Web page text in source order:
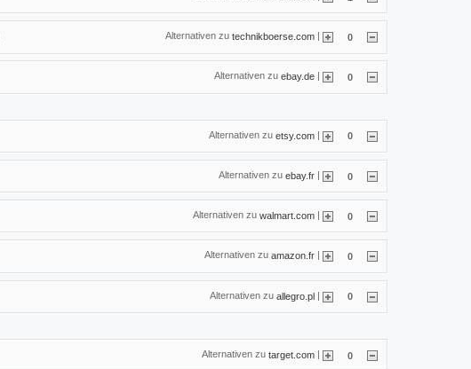
Alternativen zu technikboerse.com | 0
Alternativen zu ebay.de 0
Alternativen zu etsy.com | 0
Alternativen zu ebay.fr | 0
Alternativen zu walmart.com | 0
Alternativen zu amazon.fr 0
Alternativen zu allegro.pl | 0
Alternativen zu target.com | 0